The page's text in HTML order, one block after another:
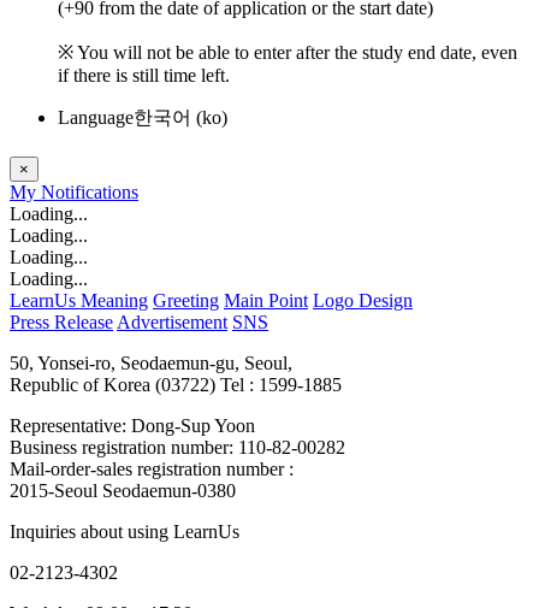
(+90 from the date of application or the start date)
※ You will not be able to enter after the study end date, even
if there is still time left.
Language한국어 ‎(ko)‎
×
My Notifications
Loading...
Loading...
Loading...
Loading...
LearnUs Meaning Greeting Main Point Logo Design
Press Release Advertisement SNS
50, Yonsei-ro, Seodaemun-gu, Seoul,
Republic of Korea (03722) Tel : 1599-1885
Representative: Dong-Sup Yoon
Business registration number: 110-82-00282
Mail-order-sales registration number :
2015-Seoul Seodaemun-0380
Inquiries about using LearnUs
02-2123-4302